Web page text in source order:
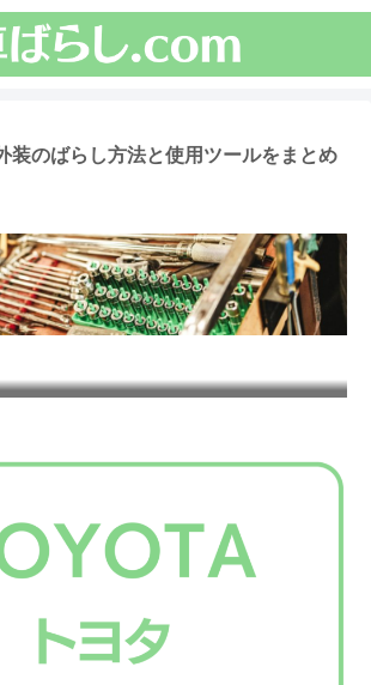
装のばらし方法と使用ツールをまとめ